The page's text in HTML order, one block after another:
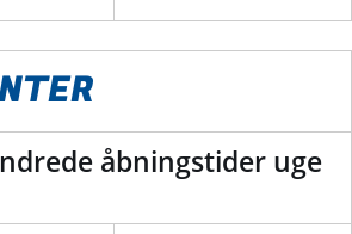
åbningstider uge